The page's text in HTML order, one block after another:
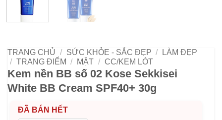
TRANG CHỦ / SỨC KHỎE - SẮC ĐẸP /
LÀM ĐẸP
/ TRANG ĐIỂM / MẶT / CC/KEM LÓT
Kem nền BB số 02 Kose Sekkisei
White BB Cream SPF40+ 30g
ĐÃ BÁN HẾT